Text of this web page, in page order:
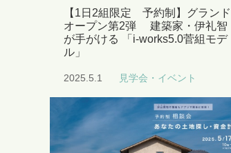
【1日2組限定 予約制】グランド
オープン第2弾 建築家・伊礼智
が手がける 「i-works5.0菅組モデ
ル」
2025.5.1 見学会・イベント